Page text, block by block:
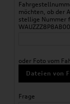
möchten, ob der
stellige Nummer
oder Foto vom
Dateien von
Frage